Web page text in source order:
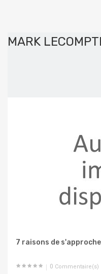
MARK
7 raisons de
0 Commentaire(s)